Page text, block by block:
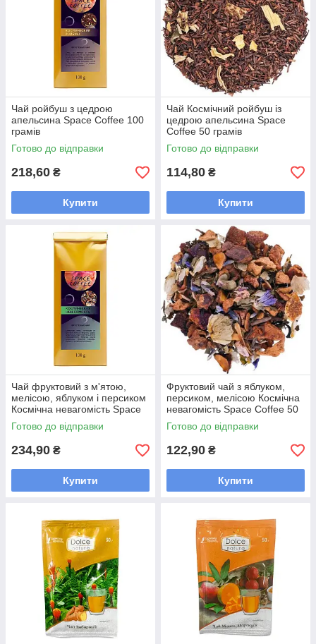
Чай ройбуш з цедрою
апельсина Space Coffee 100
грамів
Готово до відправки
218,60 ₴
Купити
Чай Космічний ройбуш із
цедрою апельсина Space
Coffee 50 грамів
Готово до відправки
114,80 ₴
Купити
Чай фруктовий з м'ятою,
мелісою, яблуком і персиком
Космічна невагомість Space
Coffee 100 грам
Готово до відправки
234,90 ₴
Купити
Фруктовий чай з яблуком,
персиком, мелісою Космічна
невагомість Space Coffee 50
грам
Готово до відправки
122,90 ₴
Купити